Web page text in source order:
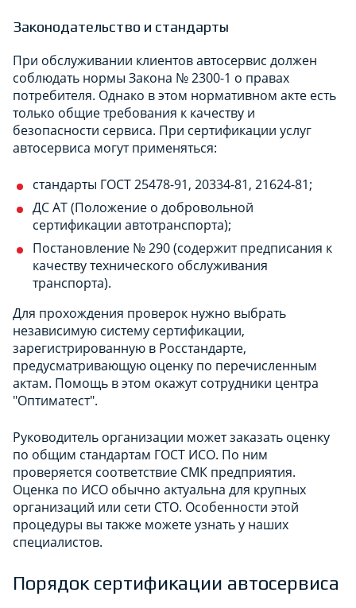
Законодательство и стандарты
При обслуживании клиентов автосервис должен
соблюдать нормы Закона № 2300-1 о правах
потребителя. Однако в этом нормативном акте есть
только общие требования к качеству и
безопасности сервиса. При сертификации услуг
автосервиса могут применяться:
стандарты ГОСТ 25478-91, 20334-81, 21624-81;
ДС АТ (Положение о добровольной
сертификации автотранспорта);
Постановление № 290 (содержит предписания к
качеству технического обслуживания
транспорта).
Для прохождения проверок нужно выбрать
независимую систему сертификации,
зарегистрированную в Росстандарте,
предусматривающую оценку по перечисленным
актам. Помощь в этом окажут сотрудники центра
"Оптиматест".
Руководитель организации может заказать оценку
по общим стандартам ГОСТ ИСО. По ним
проверяется соответствие СМК предприятия.
Оценка по ИСО обычно актуальна для крупных
организаций или сети СТО. Особенности этой
процедуры вы также можете узнать у наших
специалистов.
Порядок сертификации автосервиса